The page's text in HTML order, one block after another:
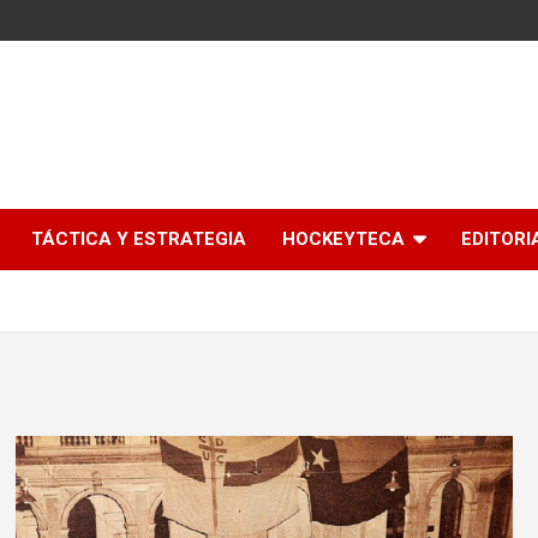
TÁCTICA Y ESTRATEGIA HOCKEYTECA